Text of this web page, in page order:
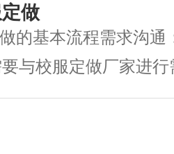
泼，热情，大胆勇
体的影响。可选用保
料，如棉、羽绒、人造
内衬或填充物以增强
防水：部分工作环境
做
的基本流程需求沟通
与校服定做厂家进
、颜色、尺寸、数量